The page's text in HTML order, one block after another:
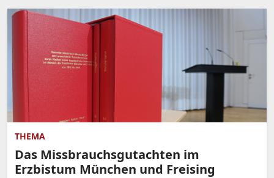
THEMA
Das Missbrauchsgutachten im
Erzbistum München und Freising